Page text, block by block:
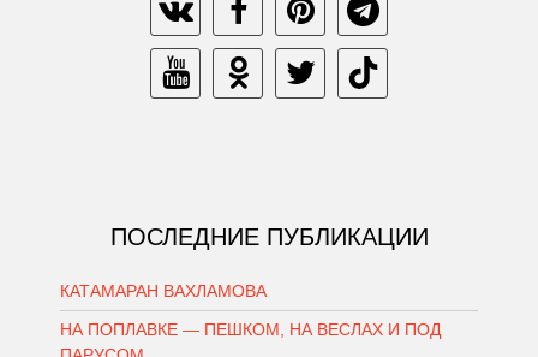
ПОСЛЕДНИЕ ПУБЛИКАЦИИ
КАТАМАРАН ВАХЛАМОВА
НА ПОПЛАВКЕ — ПЕШКОМ, НА ВЕСЛАХ И ПОД